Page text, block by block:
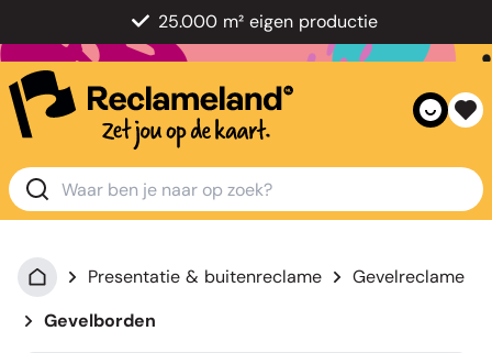
25.000 m² eigen productie
Presentatie & buitenreclame
Gevelreclame
Gevelborden